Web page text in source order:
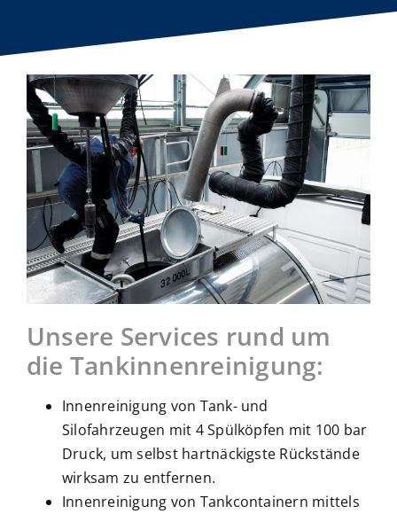
Unsere Services rund um
die Tankinnenreinigung:
Innenreinigung von Tank- und
Silofahrzeugen mit 4 Spülköpfen mit 100 bar
Druck, um selbst hartnäckigste Rückstände
wirksam zu entfernen.
Innenreinigung von Tankcontainern mittels